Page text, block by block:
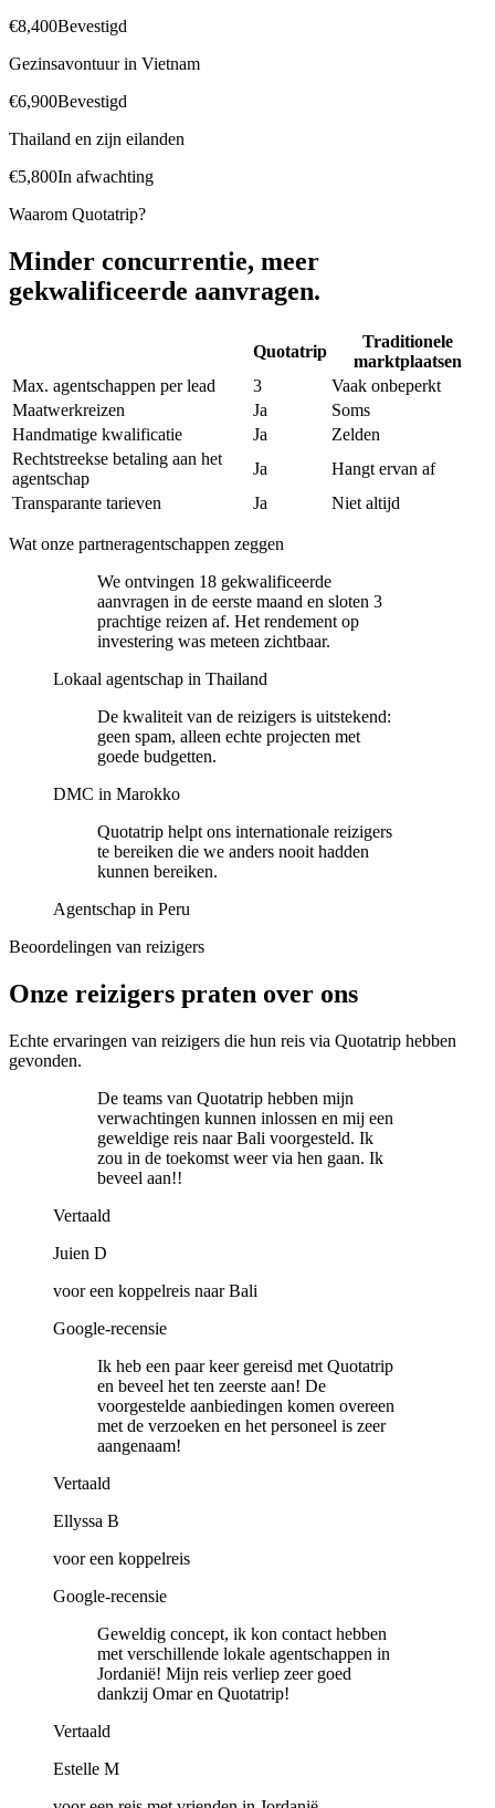
€8,400Bevestigd
Gezinsavontuur in Vietnam
€6,900Bevestigd
Thailand en zijn eilanden
€5,800In afwachting
Waarom Quotatrip?
Minder concurrentie, meer
gekwalificeerde aanvragen.
Quotatrip
Traditionele
marktplaatsen
Max. agentschappen per lead
3
Vaak onbeperkt
Maatwerkreizen
Ja
Soms
Handmatige kwalificatie
Ja
Zelden
Rechtstreekse betaling aan het
agentschap
Ja
Hangt ervan af
Transparante tarieven
Ja Niet altijd
Wat onze partneragentschappen zeggen
We ontvingen 18 gekwalificeerde
aanvragen in de eerste maand en sloten 3
prachtige reizen af. Het rendement op
investering was meteen zichtbaar.
Lokaal agentschap in Thailand
De kwaliteit van de reizigers is uitstekend:
geen spam, alleen echte projecten met
goede budgetten.
DMC in Marokko
Quotatrip helpt ons internationale reizigers
te bereiken die we anders nooit hadden
kunnen bereiken.
Agentschap in Peru
Beoordelingen van reizigers
Onze reizigers praten over ons
Echte ervaringen van reizigers die hun reis via Quotatrip hebben
gevonden.
De teams van Quotatrip hebben mijn
verwachtingen kunnen inlossen en mij een
geweldige reis naar Bali voorgesteld. Ik
zou in de toekomst weer via hen gaan. Ik
beveel aan!!
Vertaald
Juien D
voor een koppelreis naar Bali
Google-recensie
Ik heb een paar keer gereisd met Quotatrip
en beveel het ten zeerste aan! De
voorgestelde aanbiedingen komen overeen
met de verzoeken en het personeel is zeer
aangenaam!
Vertaald
Ellyssa B
voor een koppelreis
Google-recensie
Geweldig concept, ik kon contact hebben
met verschillende lokale agentschappen in
Jordanië! Mijn reis verliep zeer goed
dankzij Omar en Quotatrip!
Vertaald
Estelle M